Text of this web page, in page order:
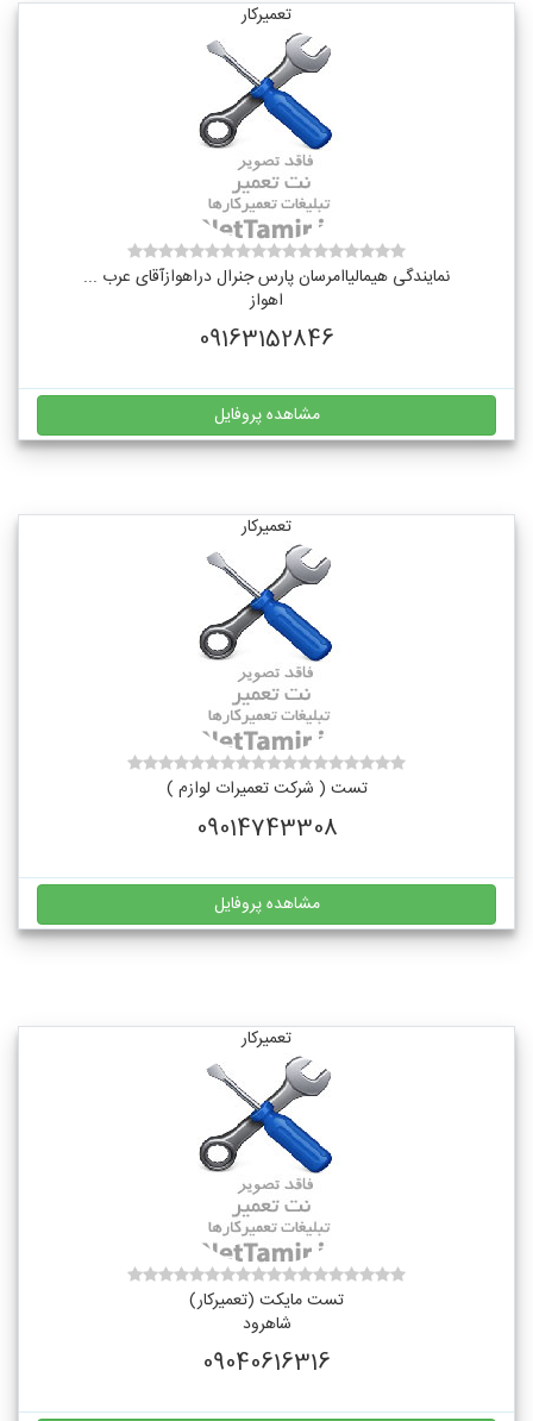
تعمیرکار
نمایندگی هیمالیاامرسان پارس جنرال دراهوازآقای عرب ...
اهواز
09163152846
مشاهده پروفایل
تعمیرکار
تست ( شرکت تعمیرات لوازم )
09014743308
مشاهده پروفایل
تعمیرکار
تست مایکت (تعمیرکار)
شاهرود
09040616316